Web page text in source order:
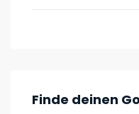
Finde deinen